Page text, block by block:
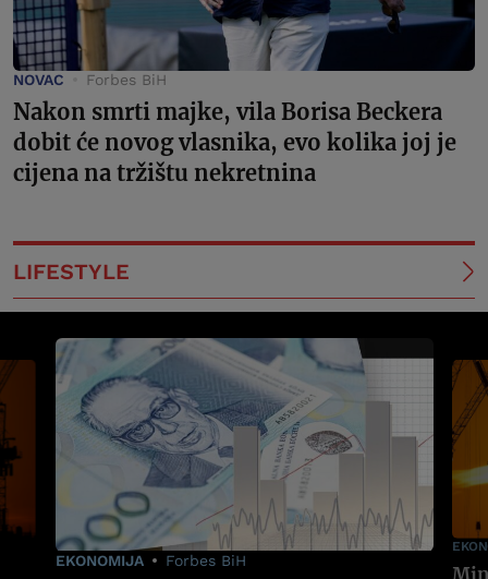
NOVAC Forbes BiH
Nakon smrti majke, vila Borisa Beckera
dobit će novog vlasnika, evo kolika joj je
cijena na tržištu nekretnina
LIFESTYLE
EKONOMIJA Forbes BiH